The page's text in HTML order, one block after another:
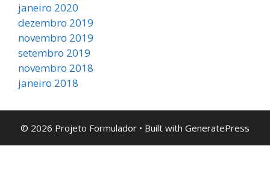
janeiro 2020
dezembro 2019
novembro 2019
setembro 2019
novembro 2018
janeiro 2018
© 2026 Projeto Formulador • Built with GeneratePress